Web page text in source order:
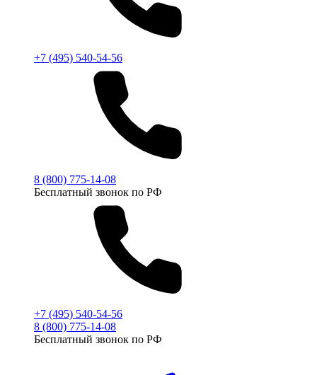
+7 (495) 540-54-56
8 (800) 775-14-08
Бесплатный звонок по РФ
+7 (495) 540-54-56
8 (800) 775-14-08
Бесплатный звонок по РФ